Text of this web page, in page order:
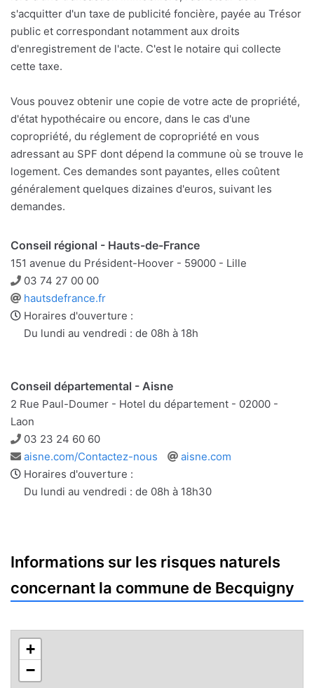
s'acquitter d'un taxe de publicité foncière, payée au Trésor
public et correspondant notamment aux droits
d'enregistrement de l'acte. C'est le notaire qui collecte
cette taxe.
Vous pouvez obtenir une copie de votre acte de propriété,
d'état hypothécaire ou encore, dans le cas d'une
copropriété, du réglement de copropriété en vous
adressant au SPF dont dépend la commune où se trouve le
logement. Ces demandes sont payantes, elles coûtent
généralement quelques dizaines d'euros, suivant les
demandes.
Conseil régional - Hauts-de-France
151 avenue du Président-Hoover - 59000 - Lille
Téléphone
03 74 27 00 00
Site
web
hautsdefrance.fr
Horaires d'ouverture :
Du lundi au vendredi : de 08h à 18h
Conseil départemental - Aisne
2 Rue Paul-Doumer - Hotel du département - 02000 -
Laon
Téléphone
03 23 24 60 60
Adresse
e-
mail
aisne.com/Contactez-nous
Site
aisne.com
Horaires d'ouverture :
Du lundi au vendredi : de 08h à 18h30
Informations sur les risques naturels
concernant la commune de Becquigny
+
−